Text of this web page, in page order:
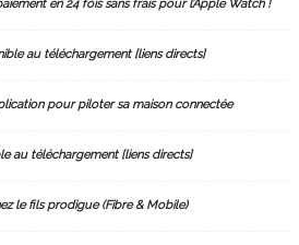
en 24 fois sans frais pour l’Apple Watch !
au téléchargement [liens directs]
pour piloter sa maison connectée
au téléchargement [liens directs]
le fils prodigue (Fibre & Mobile)